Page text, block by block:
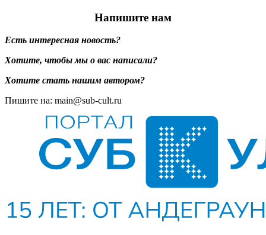
Напишите нам
Есть интересная новость?
Хотите, чтобы мы о вас написали?
Хотите стать нашим автором?
Пишите на: main@sub-cult.ru